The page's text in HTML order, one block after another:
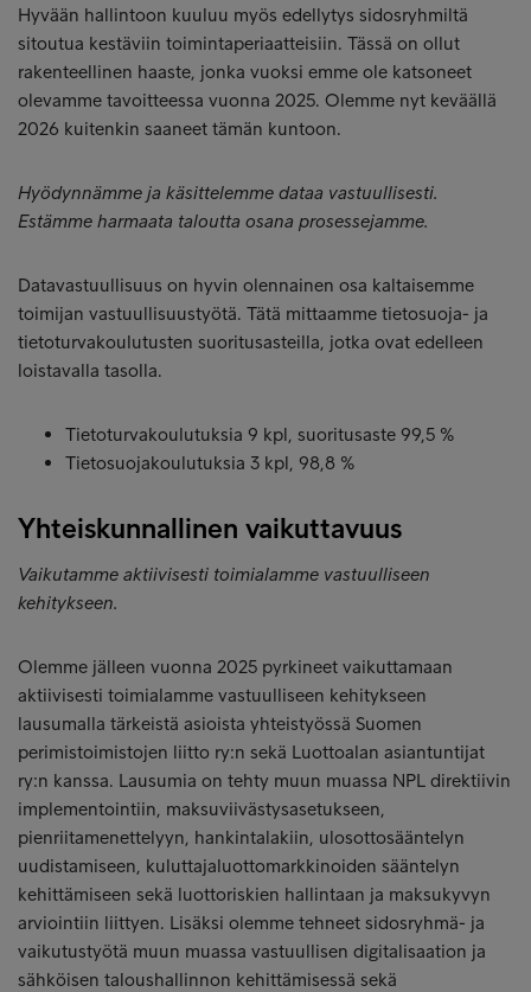
Hyvään hallintoon kuuluu myös edellytys sidosryhmiltä
sitoutua kestäviin toimintaperiaatteisiin. Tässä on ollut
rakenteellinen haaste, jonka vuoksi emme ole katsoneet
olevamme tavoitteessa vuonna 2025. Olemme nyt keväällä
2026 kuitenkin saaneet tämän kuntoon.
Hyödynnämme ja käsittelemme dataa vastuullisesti.
Estämme harmaata taloutta osana prosessejamme.
Datavastuullisuus on hyvin olennainen osa kaltaisemme
toimijan vastuullisuustyötä. Tätä mittaamme tietosuoja- ja
tietoturvakoulutusten suoritusasteilla, jotka ovat edelleen
loistavalla tasolla.
Tietoturvakoulutuksia 9 kpl, suoritusaste 99,5 %
Tietosuojakoulutuksia 3 kpl, 98,8 %
Yhteiskunnallinen vaikuttavuus
Vaikutamme aktiivisesti toimialamme vastuulliseen
kehitykseen.
Olemme jälleen vuonna 2025 pyrkineet vaikuttamaan
aktiivisesti toimialamme vastuulliseen kehitykseen
lausumalla tärkeistä asioista yhteistyössä Suomen
perimistoimistojen liitto ry:n sekä Luottoalan asiantuntijat
ry:n kanssa. Lausumia on tehty muun muassa NPL direktiivin
implementointiin, maksuviivästysasetukseen,
pienriitamenettelyyn, hankintalakiin, ulosottosääntelyn
uudistamiseen, kuluttajaluottomarkkinoiden sääntelyn
kehittämiseen sekä luottoriskien hallintaan ja maksukyvyn
arviointiin liittyen. Lisäksi olemme tehneet sidosryhmä- ja
vaikutustyötä muun muassa vastuullisen digitalisaation ja
sähköisen taloushallinnon kehittämisessä sekä